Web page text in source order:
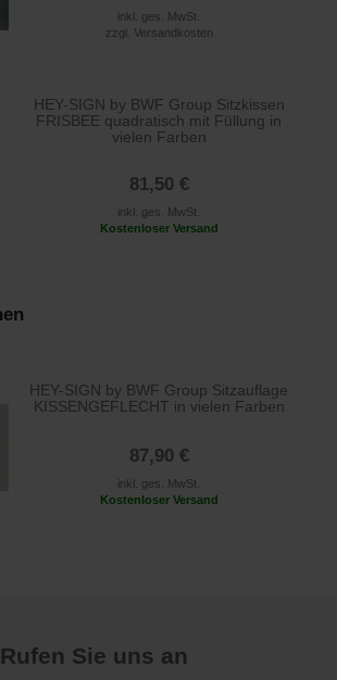
inkl. ges. MwSt.
zzgl. Versandkosten
HEY-SIGN by BWF Group Sitzkissen
FRISBEE quadratisch mit Füllung in
vielen Farben
81,50 €
inkl. ges. MwSt.
Kostenloser Versand
HEY-SIGN by BWF Group Sitzauflage
KISSENGEFLECHT in vielen Farben
87,90 €
inkl. ges. MwSt.
Kostenloser Versand
Rufen Sie uns an